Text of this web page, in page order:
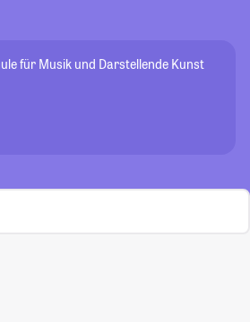
für Musik und Darstellende Kunst